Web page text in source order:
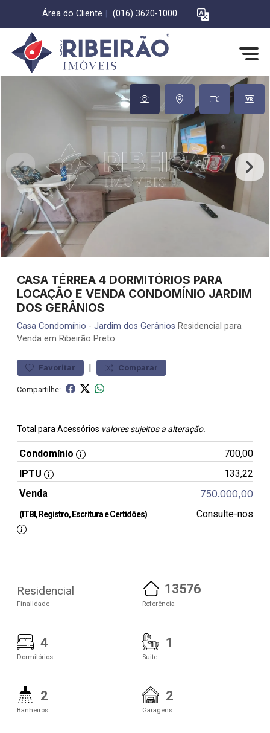
Área do Cliente (016) 3620-1000
CASA TÉRREA 4 DORMITÓRIOS PARA
LOCAÇÃO E VENDA CONDOMÍNIO JARDIM
DOS GERÂNIOS
Casa Condomínio - Jardim dos Gerânios Residencial para
Venda em Ribeirão Preto
Favoritar | Comparar
Compartilhe:
Total para Acessórios valores sujeitos a alteração.
Condomínio
700,00
IPTU
133,22
Venda
750.000,00
(ITBI, Registro, Escritura e Certidões) Consulte-nos
Residencial
Finalidade
13576
Referência
4
Dormitórios
1
Suite
2
Banheiros
2
Garagens